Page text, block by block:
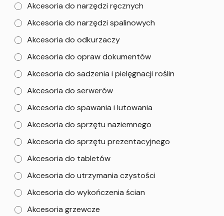
Akcesoria do narzędzi ręcznych
Akcesoria do narzędzi spalinowych
Akcesoria do odkurzaczy
Akcesoria do opraw dokumentów
Akcesoria do sadzenia i pielęgnacji roślin
Akcesoria do serwerów
Akcesoria do spawania i lutowania
Akcesoria do sprzętu naziemnego
Akcesoria do sprzętu prezentacyjnego
Akcesoria do tabletów
Akcesoria do utrzymania czystości
Akcesoria do wykończenia ścian
Akcesoria grzewcze